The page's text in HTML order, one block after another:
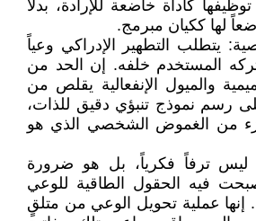
كأداة خاضعة للإرادة، بدلاً
لها ككيان مبرمج.
يتطلب التطهير الإدراكي وعياً
المستخدم خلفه. إن الحد من
والميول الإنفعالية يقلص من
رسم نموذج تنبؤي دقيق للذات،
من الغموض الشخصي الذي هو
ليس ترفاً فكرياً، بل هو ضرورة
فيه الحقول الطاقية للوعي
عملية تحويل الوعي من متلقٍ